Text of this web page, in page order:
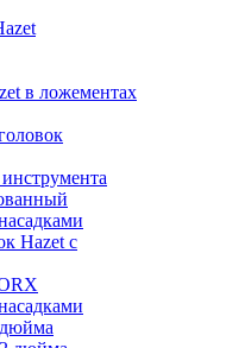
в ложементах
Hazet с